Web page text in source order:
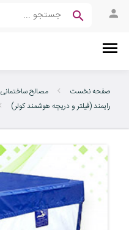
صفحه نخست مصالح ساختمانی
رایمند (فیلتر و دریچه هوشمند کولر)